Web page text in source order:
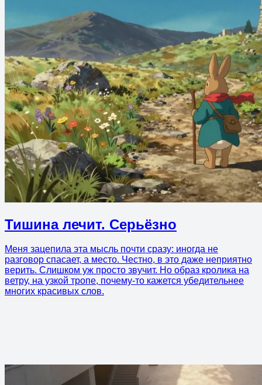
Тишина лечит. Серьёзно
Меня зацепила эта мысль почти сразу: иногда не
разговор спасает, а место. Честно, в это даже неприятно
верить. Слишком уж просто звучит. Но образ кролика на
ветру, на узкой тропе, почему-то кажется убедительнее
многих красивых слов.